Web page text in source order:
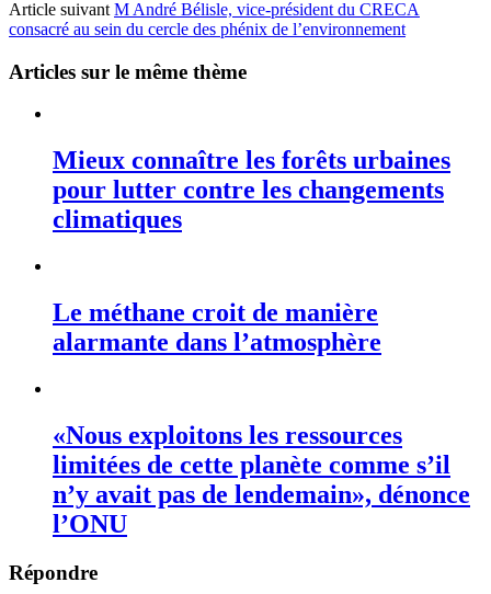
Article suivant M André Bélisle, vice-président du CRECA
consacré au sein du cercle des phénix de l’environnement
Articles sur le même thème
Mieux connaître les forêts urbaines
pour lutter contre les changements
climatiques
Le méthane croit de manière
alarmante dans l’atmosphère
«Nous exploitons les ressources
limitées de cette planète comme s’il
n’y avait pas de lendemain», dénonce
l’ONU
Répondre